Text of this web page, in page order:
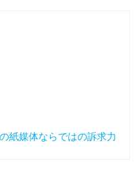
紙媒体ならではの訴求力